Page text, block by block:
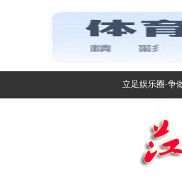
立足娱乐圈·争